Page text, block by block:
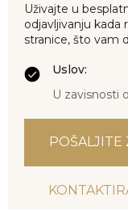
Uživajte u
odjavljivanju
stranice, što vam
Uslov:
U zavisnosti
POŠALJITE